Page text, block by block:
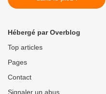
Hébergé par Overblog
Top articles
Pages
Contact
Signaler un abus